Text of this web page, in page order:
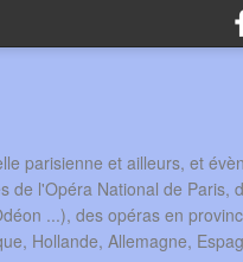
parisienne et ailleurs, et
de l'Opéra National de Paris,
...), des opéras en
Hollande, Allemagne,